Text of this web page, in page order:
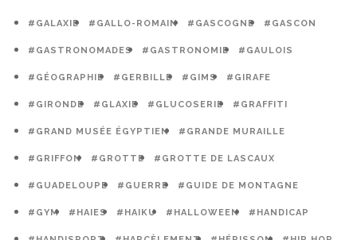
#GALAXIE #GALLO-ROMAIN #GASCOGNE #GASCON
#GASTRONOMADES #GASTRONOMIE #GAULOIS
#GÉOGRAPHIE #GERBILLE #GIMS #GIRAFE
#GIRONDE #GLAXIE #GLUCOSERIE #GRAFFITI
#GRAND MUSÉE ÉGYPTIEN #GRANDE MURAILLE
#GRIFFON #GROTTE #GROTTE DE LASCAUX
#GUADELOUPE #GUERRE #GUIDE DE MONTAGNE
#GYM #HAIES #HAIKU #HALLOWEEN #HANDICAP